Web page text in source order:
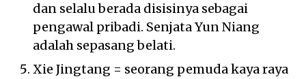
dan selalu berada disisinya sebagai
pengawal pribadi. Senjata Yun Niang
adalah sepasang belati.
Xie Jingtang = seorang pemuda kaya raya